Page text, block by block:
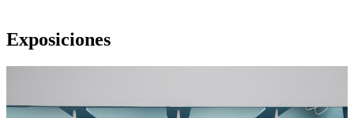
Exposiciones